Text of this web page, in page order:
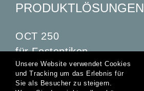
PRODUKTLÖSUNGEN
OCT 250
für Festoptiken
für Scanner-Optiken
OCTSCAN 2.5
Unsere Website verwendet Cookies
und Tracking um das Erlebnis für
Sie als Besucher zu steigern.